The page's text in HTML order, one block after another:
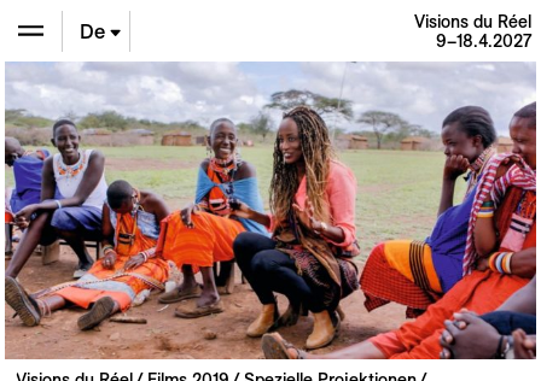
En
De
Fr
Visions du Réel
9–18.4.2027